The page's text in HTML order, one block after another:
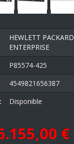
HEWLETT PACKARD
ENTERPRISE
P85574-425
4549821656387
Disponible
€